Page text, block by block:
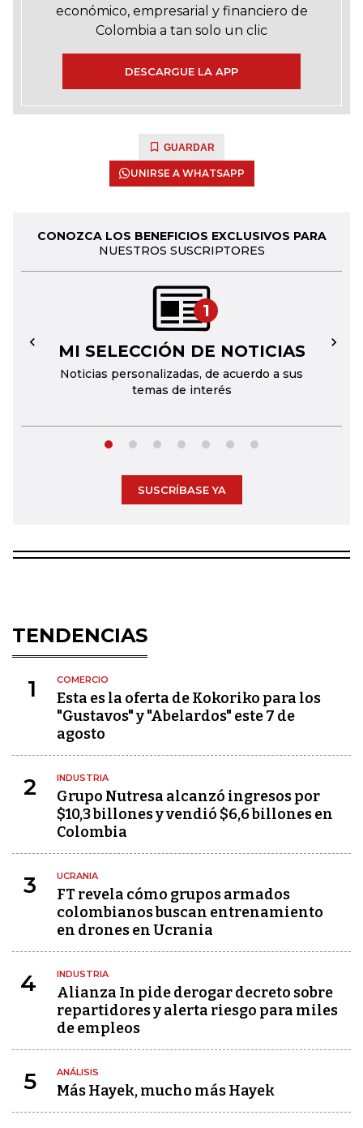
económico, empresarial y financiero de
Colombia a tan solo un clic
DESCARGUE LA APP
GUARDAR
UNIRSE A WHATSAPP
CONOZCA LOS BENEFICIOS EXCLUSIVOS PARA
NUESTROS SUSCRIPTORES
1
MI SELECCIÓN DE NOTICIAS
Noticias personalizadas, de acuerdo a sus
temas de interés
← →
SUSCRÍBASE YA
TENDENCIAS
1 COMERCIO
Esta es la oferta de Kokoriko para los
"Gustavos" y "Abelardos" este 7 de
agosto
2 INDUSTRIA
Grupo Nutresa alcanzó ingresos por
$10,3 billones y vendió $6,6 billones en
Colombia
3 UCRANIA
FT revela cómo grupos armados
colombianos buscan entrenamiento
en drones en Ucrania
4 INDUSTRIA
Alianza In pide derogar decreto sobre
repartidores y alerta riesgo para miles
de empleos
5 ANÁLISIS
Más Hayek, mucho más Hayek